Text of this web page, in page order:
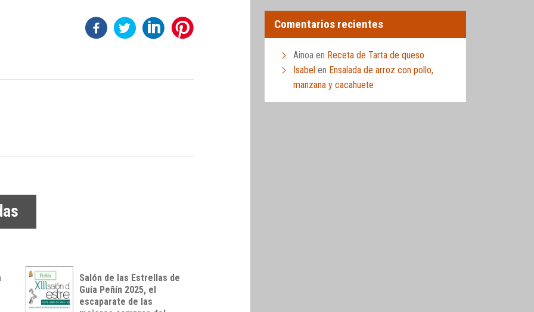
Salón de las Estrellas de
Guía Peñín 2025, el
escaparate de las
Comentarios recientes
Ainoa en Receta de Tarta de queso
Isabel en Ensalada de arroz con pollo,
manzana y cacahuete